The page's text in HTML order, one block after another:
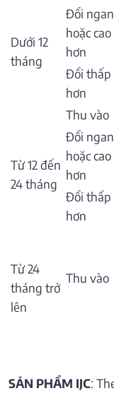
Dưới 12
tháng
Đổi
hoặc cao
hơn
Đổi thấp
hơn
Từ 12 đến
24 tháng
Thu vào
Đổi
hoặc cao
hơn
Đổi thấp
hơn
Từ 24
tháng trở
lên
Thu vào
SẢN PHẨM IJC: